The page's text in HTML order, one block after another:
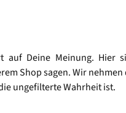
auf Deine Meinung. Hier
Shop sagen. Wir nehmen
ungefilterte Wahrheit ist.